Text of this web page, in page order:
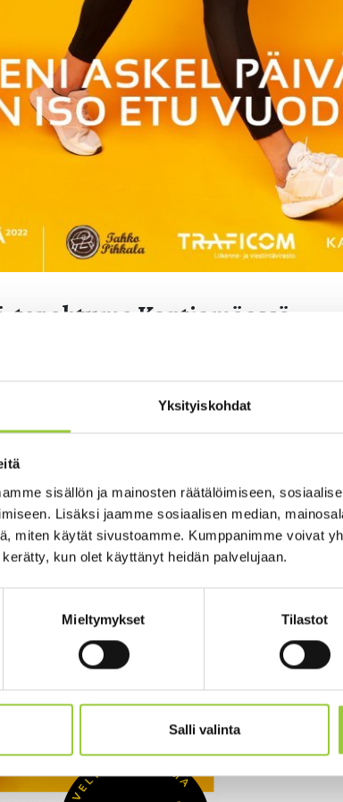
Yksityiskohdat
sisällön ja mainosten räätälöimiseen,
Lisäksi jaamme sosiaalisen median,
miten käytät sivustoamme. Kumppanimme voivat
kun olet käyttänyt heidän palvelujaan.
Mieltymykset Tilastot
Salli valinta
tapahtuma Kontiomäessä
joka haastaa kaikki suomalaiset kävelemään.
koulun pihalta yhteisellä alkulämmittelyllä, jonka
osallistua myös lastenvaunujen kanssa. Reitti
tapahtumaa varten. Tapahtuma on kaikille avoin